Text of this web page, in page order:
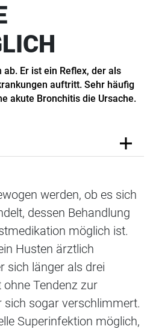
Er ist ein Reflex, der als
auftritt. Sehr häufig
akute Bronchitis die Ursache.
werden, ob es sich
dessen Behandlung
möglich ist.
Husten ärztlich
sich länger als drei
Tendenz zur
sich sogar verschlimmert.
Superinfektion möglich,